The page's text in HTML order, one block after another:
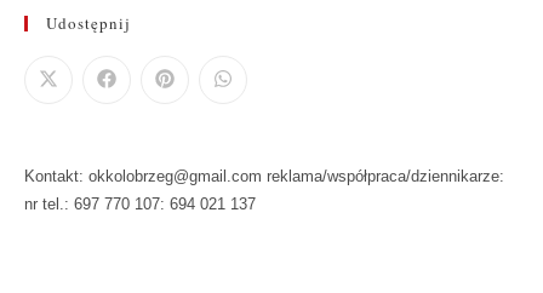
Udostępnij
Kontakt: okkolobrzeg@gmail.com reklama/współpraca/dziennikarze:
nr tel.: 697 770 107: 694 021 137